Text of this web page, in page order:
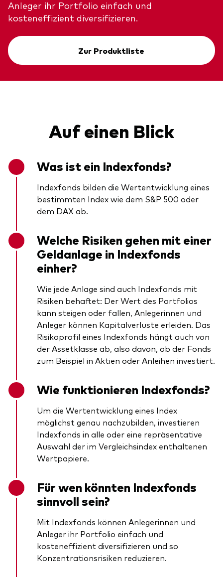
Unser Angebot
Im Fokus
Welt-ETFs
Länder-ETFs
LifeStrategy
Über uns
Kontakt
Anleger ihr Portfolio einfach und
kosteneffizient diversifizieren.
Zur Produktliste
Auf einen Blick
Was ist ein Indexfonds?
Indexfonds bilden die Wertentwicklung eines
bestimmten Index wie dem S&P 500 oder
dem DAX ab.
Welche Risiken gehen mit einer
Geldanlage in Indexfonds
einher?
Wie jede Anlage sind auch Indexfonds mit
Risiken behaftet: Der Wert des Portfolios
kann steigen oder fallen, Anlegerinnen und
Anleger können Kapitalverluste erleiden. Das
Risikoprofil eines Indexfonds hängt auch von
der Assetklasse ab, also davon, ob der Fonds
zum Beispiel in Aktien oder Anleihen investiert.
Wie funktionieren Indexfonds?
Um die Wertentwicklung eines Index
möglichst genau nachzubilden, investieren
Indexfonds in alle oder eine repräsentative
Auswahl der im Vergleichsindex enthaltenen
Wertpapiere.
Für wen könnten Indexfonds
sinnvoll sein?
Mit Indexfonds können Anlegerinnen und
Anleger ihr Portfolio einfach und
kosteneffizient diversifizieren und so
Konzentrationsrisiken reduzieren.